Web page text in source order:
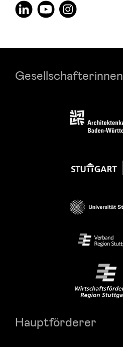
Gesellschafterinnen
Hauptförderer